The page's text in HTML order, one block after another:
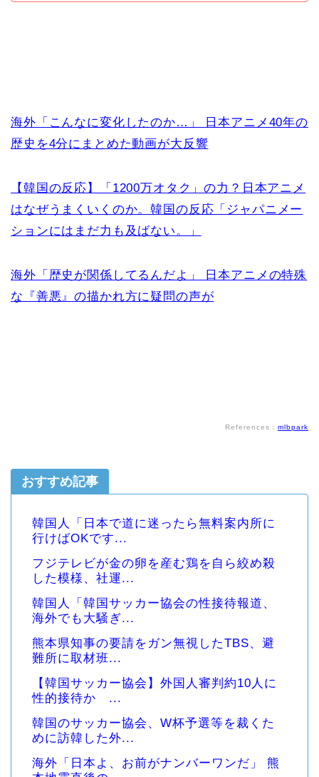
海外「こんなに変化したのか…」 日本アニメ40年の
歴史を4分にまとめた動画が大反響
【韓国の反応】「1200万オタク」の力？日本アニメ
はなぜうまくいくのか。韓国の反応「ジャパニメー
ションにはまだ力も及ばない。」
海外「歴史が関係してるんだよ」 日本アニメの特殊
な『善悪』の描かれ方に疑問の声が
References： mlbpark
おすすめ記事
韓国人「日本で道に迷ったら無料案内所に
行けばOKです...
フジテレビが金の卵を産む鶏を自ら絞め殺
した模様、社運...
韓国人「韓国サッカー協会の性接待報道、
海外でも大騒ぎ...
熊本県知事の要請をガン無視したTBS、避
難所に取材班...
【韓国サッカー協会】外国人審判約10人に
性的接待か ...
韓国のサッカー協会、W杯予選等を裁くた
めに訪韓した外...
海外「日本よ、お前がナンバーワンだ」 熊